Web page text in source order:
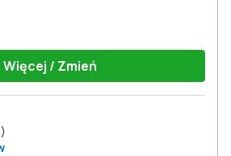
Więcej / Zmień